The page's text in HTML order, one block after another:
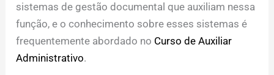
sistemas de gestão documental que auxiliam nessa
função, e o conhecimento sobre esses sistemas é
frequentemente abordado no Curso de Auxiliar
Administrativo.